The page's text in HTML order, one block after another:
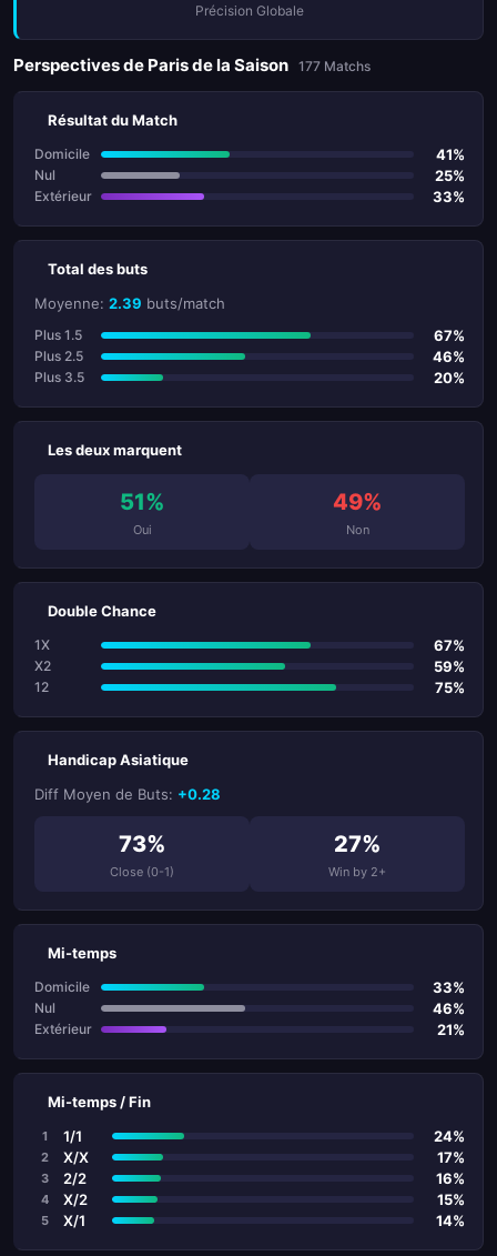
Précision Globale
Perspectives de Paris de la Saison 177 Matchs
Résultat du Match
Domicile 41%
Nul 25%
Extérieur 33%
Total des buts
Moyenne: 2.39 buts/match
Plus 1.5 67%
Plus 2.5 46%
Plus 3.5 20%
Les deux marquent
51%
Oui
49%
Non
Double Chance
1X 67%
X2 59%
12 75%
Handicap Asiatique
Diff Moyen de Buts: +0.28
73%
Close (0-1)
27%
Win by 2+
Mi-temps
Domicile 33%
Nul 46%
Extérieur 21%
Mi-temps / Fin
1 1/1 24%
2 X/X 17%
3 2/2 16%
4 X/2 15%
5 X/1 14%